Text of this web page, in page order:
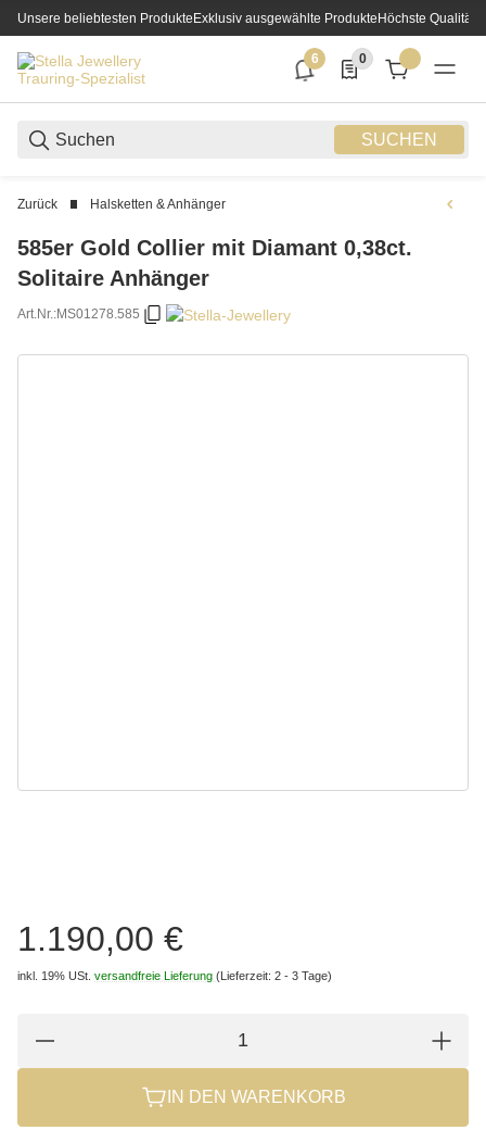
Unsere beliebtesten ProdukteExklusiv ausgewählte ProdukteHöchste Qualität
SUCHEN
6
6 neue Notifizierungen
0
0 Produkte in der
Zurück Halsketten & Anhänger
585er Gold Collier mit Diamant 0,38ct.
Solitaire Anhänger
Art.Nr.:MS01278.585
1.190,00 €
inkl. 19% USt. versandfreie Lieferung (Lieferzeit: 2 - 3 Tage)
IN DEN WARENKORB